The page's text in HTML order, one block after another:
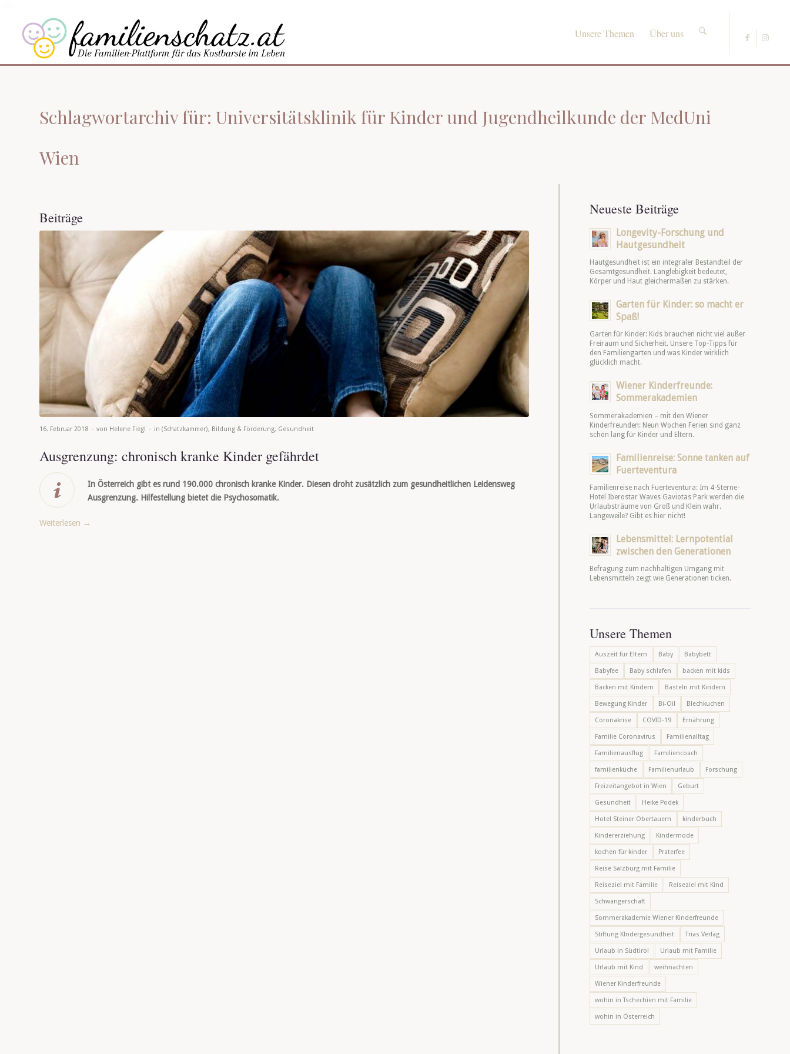
Unsere Themen Über uns
Schlagwortarchiv für: Universitätsklinik für Kinder und Jugendheilkunde der MedUni
Wien
Beiträge
16. Februar 2018 - von Helene Fiegl - in (Schatzkammer), Bildung & Förderung, Gesundheit
Ausgrenzung: chronisch kranke Kinder gefährdet
In Österreich gibt es rund 190.000 chronisch kranke Kinder. Diesen droht zusätzlich zum gesundheitlichen Leidensweg
Ausgrenzung. Hilfestellung bietet die Psychosomatik.
Weiterlesen →
Neueste Beiträge
Longevity-Forschung und
Hautgesundheit
Hautgesundheit ist ein integraler Bestandteil der
Gesamtgesundheit. Langlebigkeit bedeutet,
Körper und Haut gleichermaßen zu stärken.
Garten für Kinder: so macht er
Spaß!
Garten für Kinder: Kids brauchen nicht viel außer
Freiraum und Sicherheit. Unsere Top-Tipps für
den Familiengarten und was Kinder wirklich
glücklich macht.
Wiener Kinderfreunde:
Sommerakademien
Sommerakademien – mit den Wiener
Kinderfreunden: Neun Wochen Ferien sind ganz
schön lang für Kinder und Eltern.
Familienreise: Sonne tanken auf
Fuerteventura
Familienreise nach Fuerteventura: Im 4-Sterne-
Hotel Iberostar Waves Gaviotas Park werden die
Urlaubsträume von Groß und Klein wahr.
Langeweile? Gibt es hier nicht!
Lebensmittel: Lernpotential
zwischen den Generationen
Befragung zum nachhaltigen Umgang mit
Lebensmitteln zeigt wie Generationen ticken.
Unsere Themen
Auszeit für Eltern Baby Babybett
Babyfee Baby schlafen backen mit kids
Backen mit Kindern Basteln mit Kindern
Bewegung Kinder Bi-Oil Blechkuchen
Coronakrise COVID-19 Ernährung
Familie Coronavirus Familienalltag
Familienausflug Familiencoach
familienküche Familienurlaub Forschung
Freizeitangebot in Wien Geburt
Gesundheit Heike Podek
Hotel Steiner Obertauern kinderbuch
Kindererziehung Kindermode
kochen für kinder Praterfee
Reise Salzburg mit Familie
Reiseziel mit Familie Reiseziel mit Kind
Schwangerschaft
Sommerakademie Wiener Kinderfreunde
Stiftung KIndergesundheit Trias Verlag
Urlaub in Südtirol Urlaub mit Familie
Urlaub mit Kind weihnachten
Wiener Kinderfreunde
wohin in Tschechien mit Familie
wohin in Österreich